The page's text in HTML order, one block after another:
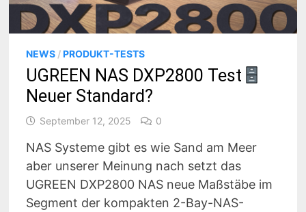
NEWS /PRODUKT-TESTS
UGREEN NAS DXP2800 Test
Neuer Standard?
September 12, 2025 0
NAS Systeme gibt es wie Sand am Meer
aber unserer Meinung nach setzt das
UGREEN DXP2800 NAS neue Maßstäbe im
Segment der kompakten 2-Bay-NAS-